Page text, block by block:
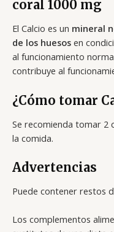
coral 1000 mg
El Calcio es un mineral
de los huesos en
al funcionamiento
contribuye al
¿Cómo tomar
Se recomienda tomar 2
la comida.
Advertencias
Puede contener restos
Los complementos